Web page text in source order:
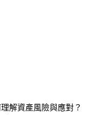
解資產風險與應對？